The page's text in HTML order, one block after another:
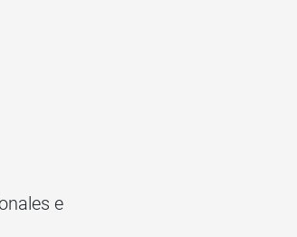
e